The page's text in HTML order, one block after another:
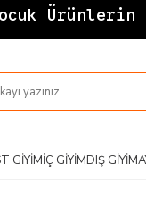
Ürünlerinde 4
GIYIMİÇ GIYIMDIŞ GIYIM